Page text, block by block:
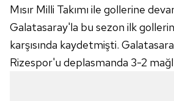
Mısır Milli Takımı ile gollerine
Galatasaray'la bu sezon ilk
karşısında kaydetmişti.
Rizespor'u deplasmanda 3-2